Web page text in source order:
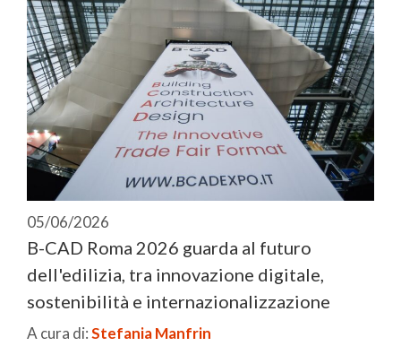
05/06/2026
B-CAD Roma 2026 guarda al futuro
dell'edilizia, tra innovazione digitale,
sostenibilità e internazionalizzazione
A cura di:Stefania Manfrin